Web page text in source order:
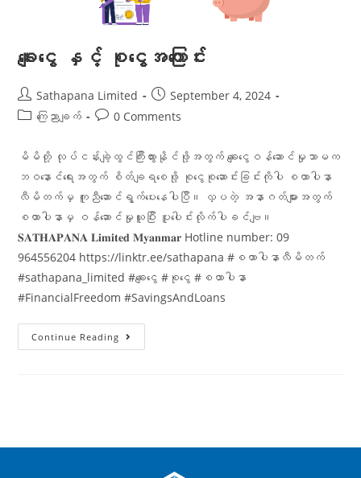
ချေးငွေ နှင့် စုငွေအကြောင်း
Sathapana Limited
September 4, 2024
ကြေညာချက်
0 Comments
မိမိတို့ လုပ်ငန်းချဲ့ထွင်ကြီးထွားနိုင်ဖို့အတွက် ချေးငွေဝန်ဆောင်မှုသာမက
ဘဝနောင်ရေးအတွက် စိတ်ချရစေဖို့ စုငွေစုဆောင်းခြင်းကိုပါ စထာပါနာ
လီမိတက်မှ ကူညီဆောင်ရွက်ပေးနေပါပြီ။ လှပတဲ့ အနာဂတ်များအတွက်
စထာပါနာမှ ဝန်ဆောင်မှုယူပြီး ပူပေါင်းလိုက်ပါခင်ဗျ။
𝐒𝐀𝐓𝐇𝐀𝐏𝐀𝐍𝐀 𝐋𝐢𝐦𝐢𝐭𝐞𝐝 𝐌𝐲𝐚𝐧𝐦𝐚𝐫 Hotline number: 09
964556204 https://linktr.ee/sathapana #စထာပါနာလီမိတက်
#sathapana_limited #ချေးငွေ #စုငွေ #စထာပါနာ
#FinancialFreedom #SavingsAndLoans
Continue Reading